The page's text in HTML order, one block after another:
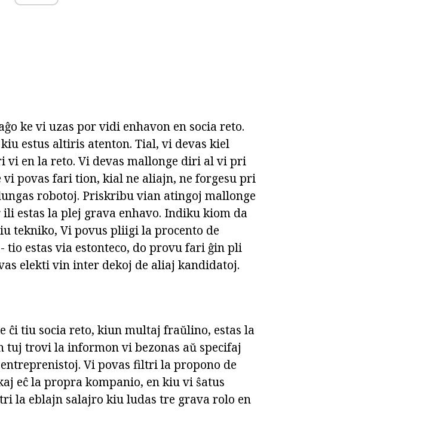
ke vi uzas por vidi enhavon en socia reto.
estus altiris atenton. Tial, vi devas kiel
en la reto. Vi devas mallonge diri al vi pri
vi povas fari tion, kial ne aliajn, ne forgesu pri
robotoj. Priskribu vian atingoj mallonge
estas la plej grava enhavo. Indiku kiom da
tekniko, Vi povus pliigi la procento de
estas via estonteco, do provu fari ĝin pli
elekti vin inter dekoj de aliaj kandidatoj.
ĉi tiu socia reto, kiun multaj fraŭlino, estas la
tuj trovi la informon vi bezonas aŭ specifaj
Vi povas filtri la propono de
eĉ la propra kompanio, en kiu vi ŝatus
la eblajn salajro kiu ludas tre grava rolo en